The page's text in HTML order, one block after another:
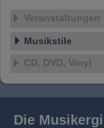
Veranstaltungen
Musikstile
CD, DVD, Vinyl
Die